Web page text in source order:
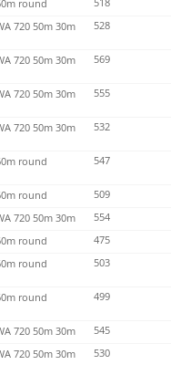
round
518
720 50m 30m 528
720 50m 30m 569
720 50m 30m 555
720 50m 30m 532
round 547
round
509
720 50m 30m
554
round
475
round 503
round 499
720 50m 30m
545
720 50m 30m 530